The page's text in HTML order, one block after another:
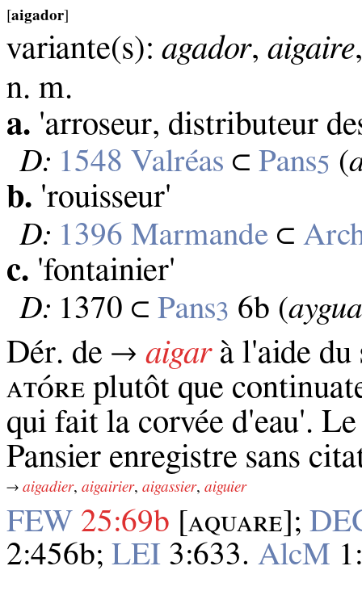
[aigador]
variante(s): agador, aigaire
n. m.
a. 'arroseur, distributeur
D: 1548 Valréas ⊂Pans5 (
b. 'rouisseur'
D: 1396 Marmande ⊂
c. 'fontainier'
D: 1370 ⊂Pans3 6b (
Dér. de → aigarà l'aide du
ᴀᴛᴏ́ʀᴇ plutôt que
qui fait la corvée d'eau'.
Pansier enregistre sans
→ aigadier, aigairier, aigassier, aiguier
FEW 25:69b [ᴀꞯᴜᴀʀᴇ];
2:456b; LEI 3:633. AlcM